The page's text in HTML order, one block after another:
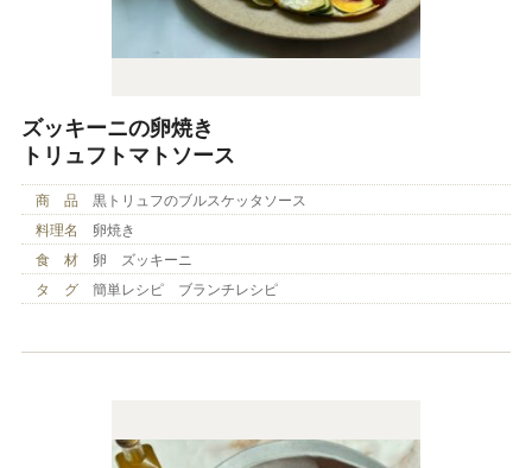
ズッキーニの卵焼き
トリュフトマトソース
商 品
黒トリュフのブルスケッタソース
料理名
卵焼き
食 材
卵 ズッキーニ
タ グ
簡単レシピ ブランチレシピ